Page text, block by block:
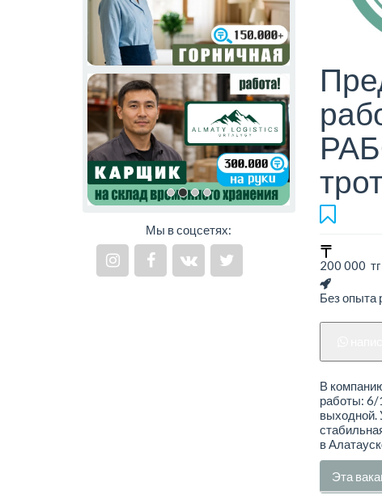
Мы в соцсетях:
200 000
Без опыта
В
работы: 6/
выходной.
в
Эта